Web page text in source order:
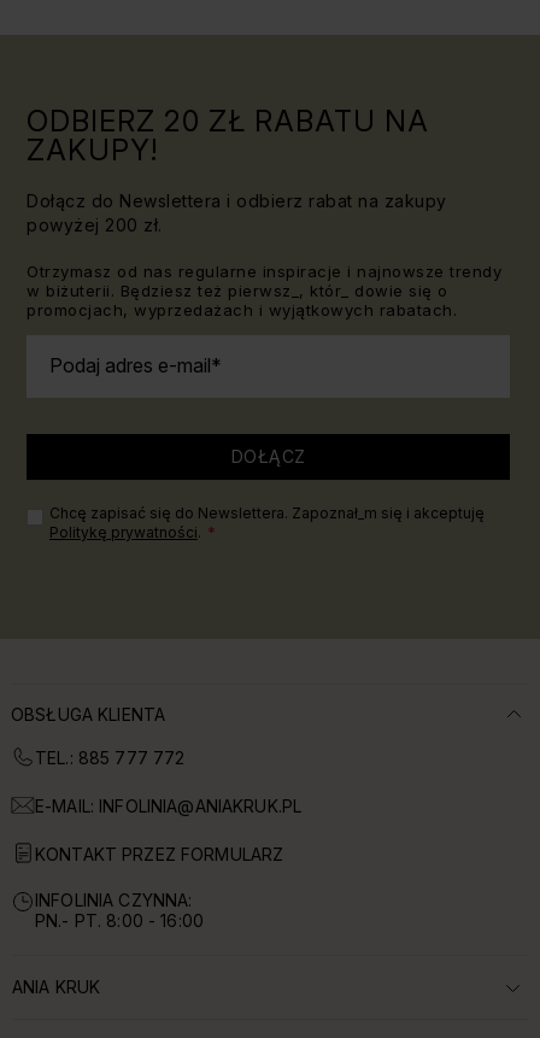
ODBIERZ 20 ZŁ RABATU NA
ZAKUPY!
Dołącz do Newslettera i odbierz rabat na zakupy
powyżej 200 zł.
Otrzymasz od nas regularne inspiracje i najnowsze trendy
w biżuterii. Będziesz też pierwsz_, któr_ dowie się o
promocjach, wyprzedażach i wyjątkowych rabatach.
Podaj adres e-mail
DOŁĄCZ
Chcę zapisać się do Newslettera. Zapoznał_m się i akceptuję
Politykę prywatności.
OBSŁUGA KLIENTA
TEL.: 885 777 772
E-MAIL: INFOLINIA@ANIAKRUK.PL
KONTAKT PRZEZ FORMULARZ
INFOLINIA CZYNNA:
PN.- PT. 8:00 - 16:00
ROZWIŃ SEKCJĘ:
ANIA KRUK